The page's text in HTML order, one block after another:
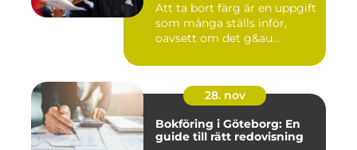
Att ta bort färg är en uppgift
som många ställs inför,
oavsett om det g&au...
28. nov
Bokföring i Göteborg: En
guide till rätt redovisning